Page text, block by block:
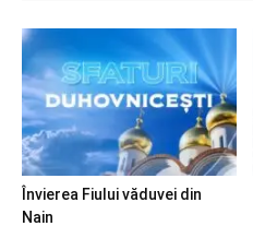
Învierea Fiului văduvei din
Nain